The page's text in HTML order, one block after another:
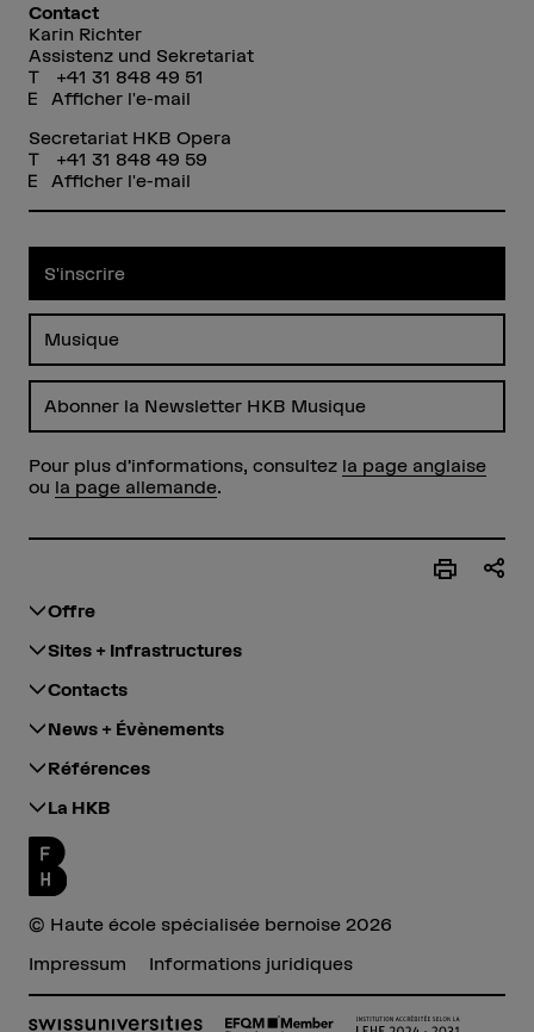
Contact
Karin Richter
Assistenz und Sekretariat
+41 31 848 49 51
Afficher l'e-mail
Secretariat HKB Opera
+41 31 848 49 59
Afficher l'e-mail
S'inscrire
Musique
Abonner la Newsletter HKB Musique
Pour plus d’informations, consultez la page anglaise
ou la page allemande.
Offre
Sites + Infrastructures
Contacts
News + Évènements
Références
La HKB
© Haute école spécialisée bernoise 2026
Impressum
Informations juridiques